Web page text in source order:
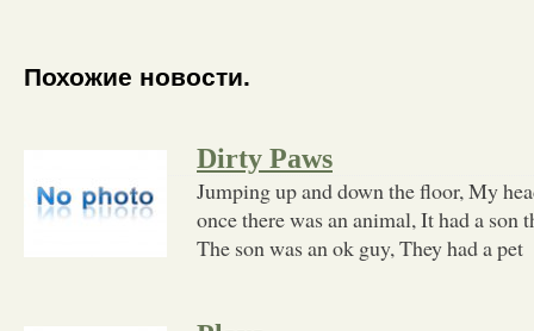
Похожие новости.
Dirty Paws
Jumping up and down the floor, My
once there was an animal, It had a son
The son was an ok guy, They had a pet